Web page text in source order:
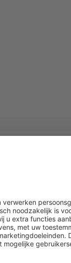
filters Dräger